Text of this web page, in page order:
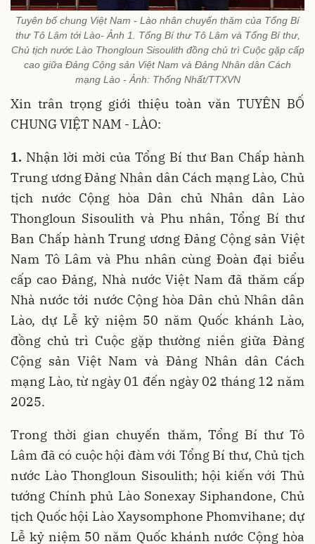
Tuyên bố chung Việt Nam - Lào nhân chuyến thăm của Tổng Bí
thư Tô Lâm tới Lào- Ảnh 1. Tổng Bí thư Tô Lâm và Tổng Bí thư,
Chủ tịch nước Lào Thongloun Sisoulith đồng chủ trì Cuộc gặp cấp
cao giữa Đảng Cộng sản Việt Nam và Đảng Nhân dân Cách
mạng Lào - Ảnh: Thống Nhất/TTXVN
Xin trân trọng giới thiệu toàn văn TUYÊN BỐ
CHUNG VIỆT NAM - LÀO:
1. Nhận lời mời của Tổng Bí thư Ban Chấp hành
Trung ương Đảng Nhân dân Cách mạng Lào, Chủ
tịch nước Cộng hòa Dân chủ Nhân dân Lào
Thongloun Sisoulith và Phu nhân, Tổng Bí thư
Ban Chấp hành Trung ương Đảng Cộng sản Việt
Nam Tô Lâm và Phu nhân cùng Đoàn đại biểu
cấp cao Đảng, Nhà nước Việt Nam đã thăm cấp
Nhà nước tới nước Cộng hòa Dân chủ Nhân dân
Lào, dự Lễ kỷ niệm 50 năm Quốc khánh Lào,
đồng chủ trì Cuộc gặp thường niên giữa Đảng
Cộng sản Việt Nam và Đảng Nhân dân Cách
mạng Lào, từ ngày 01 đến ngày 02 tháng 12 năm
2025.
Trong thời gian chuyến thăm, Tổng Bí thư Tô
Lâm đã có cuộc hội đàm với Tổng Bí thư, Chủ tịch
nước Lào Thongloun Sisoulith; hội kiến với Thủ
tướng Chính phủ Lào Sonexay Siphandone, Chủ
tịch Quốc hội Lào Xaysomphone Phomvihane; dự
Lễ kỷ niệm 50 năm Quốc khánh nước Cộng hòa